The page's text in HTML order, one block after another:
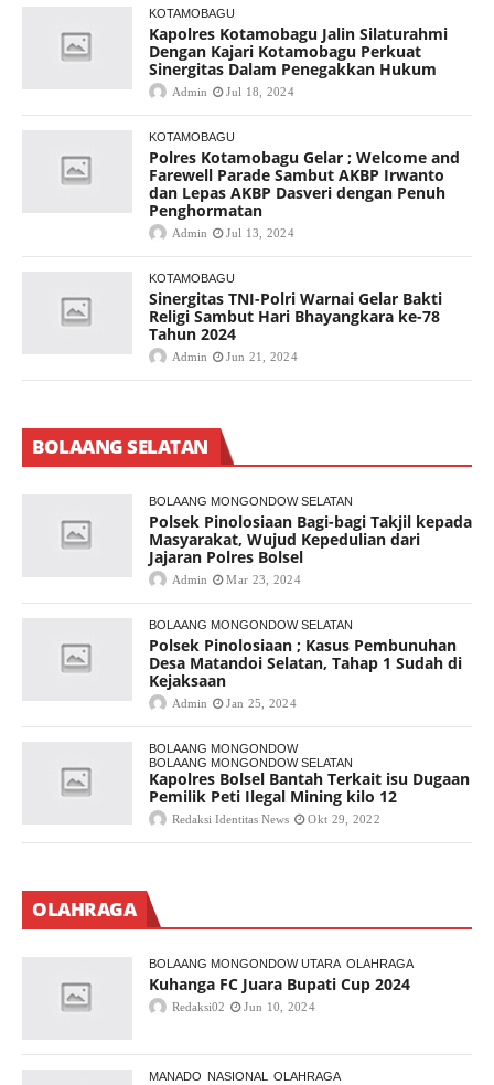
KOTAMOBAGU
Kapolres Kotamobagu Jalin Silaturahmi
Dengan Kajari Kotamobagu Perkuat
Sinergitas Dalam Penegakkan Hukum
Admin Jul 18, 2024
KOTAMOBAGU
Polres Kotamobagu Gelar ; Welcome and
Farewell Parade Sambut AKBP Irwanto
dan Lepas AKBP Dasveri dengan Penuh
Penghormatan
Admin Jul 13, 2024
KOTAMOBAGU
Sinergitas TNI-Polri Warnai Gelar Bakti
Religi Sambut Hari Bhayangkara ke-78
Tahun 2024
Admin Jun 21, 2024
BOLAANG SELATAN
BOLAANG MONGONDOW SELATAN
Polsek Pinolosiaan Bagi-bagi Takjil kepada
Masyarakat, Wujud Kepedulian dari
Jajaran Polres Bolsel
Admin Mar 23, 2024
BOLAANG MONGONDOW SELATAN
Polsek Pinolosiaan ; Kasus Pembunuhan
Desa Matandoi Selatan, Tahap 1 Sudah di
Kejaksaan
Admin Jan 25, 2024
BOLAANG MONGONDOW
BOLAANG MONGONDOW SELATAN
Kapolres Bolsel Bantah Terkait isu Dugaan
Pemilik Peti Ilegal Mining kilo 12
Redaksi Identitas News Okt 29, 2022
OLAHRAGA
BOLAANG MONGONDOW UTARA OLAHRAGA
Kuhanga FC Juara Bupati Cup 2024
Redaksi02 Jun 10, 2024
MANADO NASIONAL OLAHRAGA